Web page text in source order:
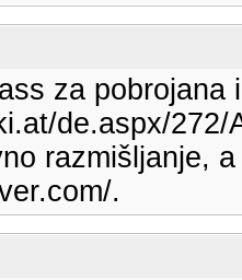
za
de.aspx/
razmišljanje,
.